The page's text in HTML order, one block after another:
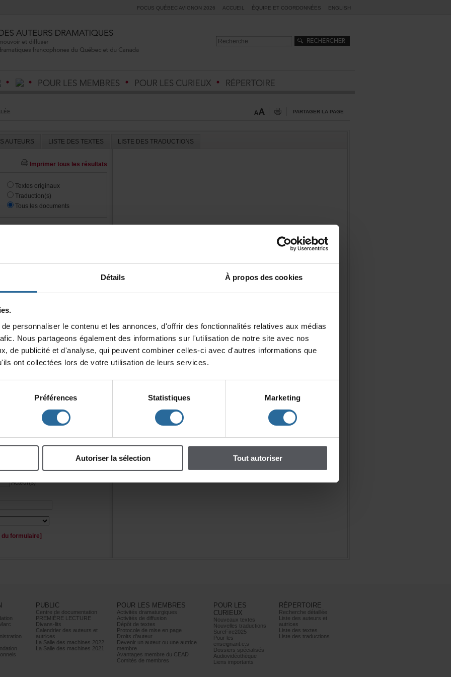
Détails Àproposdescookies
ciavecd'autresinformationsque
Préférences Statistiques Marketing
Autoriserlasélection Toutautoriser
FOCUSQUÉBECAVIGNON2026 ACCUEIL ÉQUIPEETCOORDONNÉES ENGLISH
PARTAGERLAPAGE
LISTEDESTEXTES LISTEDESTRADUCTIONS
Imprimertouslesrésultats
Textesoriginaux
Traduction(s)
Touslesdocuments
Enfants
Personnage(s)
Acteur(s)
PUBLIC
Centrededocumentation
PREMIÈRELECTURE
Divans-lits
Calendrierdesauteurset
autrices
LaSalledesmachines2022
LaSalledesmachines2021
POURLESMEMBRES
Activitésdramaturgiques
Activitésdediffusion
Dépôtdetextes
Protocoledemiseenpage
Droitsd’auteur
Devenirunauteurouuneautrice
membre
AvantagesmembreduCEAD
Comitésdemembres
POURLES
CURIEUX
Nouveauxtextes
Nouvellestraductions
SureFire2025
Pourles
enseignant.e.s
Dossiersspécialisés
Audiovidéothèque
Liensimportants
RÉPERTOIRE
Recherchedétaillée
Listedesauteurset
autrices
Listedestextes
Listedestraductions